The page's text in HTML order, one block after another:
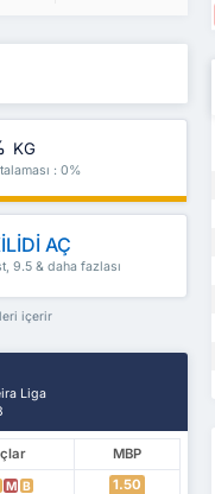
KG
: 0%
AÇ
9.5 & daha fazlası
içerir
Liga
MBP
M B
1.50